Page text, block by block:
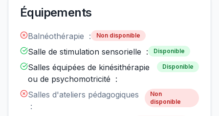
Équipements
Balnéothérapie : Non disponible
Salle de stimulation sensorielle : Disponible
Salles équipées de kinésithérapie
ou de psychomotricité :
Disponible
Salles d'ateliers pédagogiques
:
Non
disponible